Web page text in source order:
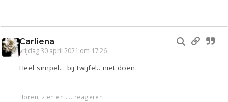
Carliena
vrijdag 30 april 2021 om 17:26
Heel simpel... bij twijfel.. niet doen.
Horen, zien en .... reageren